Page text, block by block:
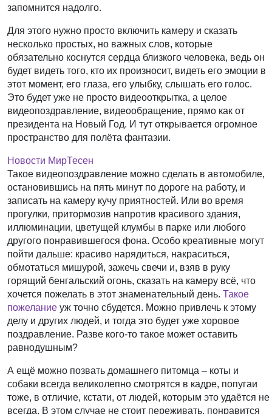
запомнится надолго.
Для этого нужно просто включить камеру и сказать
несколько простых, но важных слов, которые
обязательно коснутся сердца близкого человека, ведь он
будет видеть того, кто их произносит, видеть его эмоции в
этот момент, его глаза, его улыбку, слышать его голос.
Это будет уже не просто видеооткрытка, а целое
видеопоздравление, видеообращение, прямо как от
президента на Новый Год. И тут открывается огромное
пространство для полёта фантазии.
Новости МирТесен
Такое видеопоздравление можно сделать в автомобиле,
остановившись на пять минут по дороге на работу, и
записать на камеру кучу приятностей. Или во время
прогулки, притормозив напротив красивого здания,
иллюминации, цветущей клумбы в парке или любого
другого понравившегося фона. Особо креативные могут
пойти дальше: красиво нарядиться, накраситься,
обмотаться мишурой, зажечь свечи и, взяв в руку
горящий бенгальский огонь, сказать на камеру всё, что
хочется пожелать в этот знаменательный день.Такое
пожелание уж точно сбудется. Можно привлечь к этому
делу и других людей, и тогда это будет уже хоровое
поздравление. Разве кого-то такое может оставить
равнодушным?
А ещё можно позвать домашнего питомца – коты и
собаки всегда великолепно смотрятся в кадре, попугаи
тоже, в отличие, кстати, от людей, которым это удаётся не
всегда. В этом случае не стоит переживать, понравится